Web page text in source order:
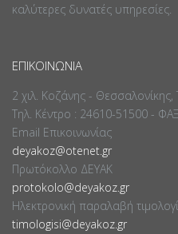
καλύτερες δυνατές υπηρεσίες.
ΕΠΙΚΟΙΝΩΝΊΑ
2 χιλ. Κοζάνης -
Τηλ. Κέντρο : 24610-51500 -
Email Επικοινωνίας
deyakoz@otenet.gr
Πρωτόκολλο ΔΕΥΑΚ
protokolo@deyakoz.gr
Ηλεκτρονική παραλαβή
timologisi@deyakoz.gr